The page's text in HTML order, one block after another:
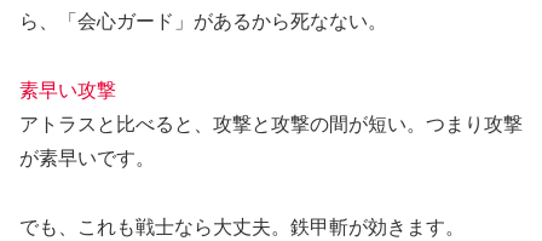
ら、「会心ガード」があるから死なない。
素早い攻撃
アトラスと比べると、攻撃と攻撃の間が短い。つまり攻撃
が素早いです。
でも、これも戦士なら大丈夫。 鉄甲斬が効きます。